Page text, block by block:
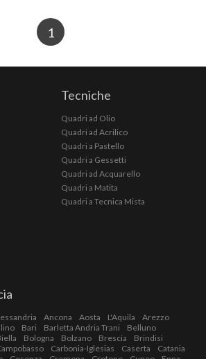
1
Tecniche
Quadri ad Olio
Quadri ad Acrilico
Quadri a Pastello
Quadri a Gessetti
Quadri ad Acquarello
Quadri a Matita
Quadri a Tecnica Mista
Ancona Aosta L'Aquila
Arezzo
Bari Barletta Andria Trani
Belluno
Bologna Bolzano Brescia
Brindisi
Carbonia-Iglesias Caserta
Catania